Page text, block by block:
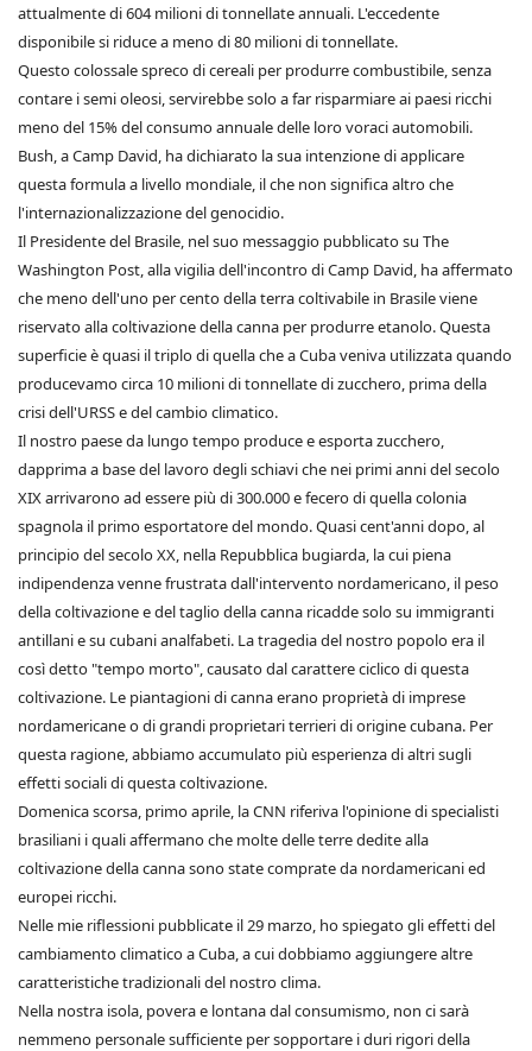
attualmente di 604 milioni di tonnellate annuali. L'eccedente
disponibile si riduce a meno di 80 milioni di tonnellate.
Questo colossale spreco di cereali per produrre combustibile, senza
contare i semi oleosi, servirebbe solo a far risparmiare ai paesi ricchi
meno del 15% del consumo annuale delle loro voraci automobili.
Bush, a Camp David, ha dichiarato la sua intenzione di applicare
questa formula a livello mondiale, il che non significa altro che
l'internazionalizzazione del genocidio.
Il Presidente del Brasile, nel suo messaggio pubblicato su The
Washington Post, alla vigilia dell'incontro di Camp David, ha affermato
che meno dell'uno per cento della terra coltivabile in Brasile viene
riservato alla coltivazione della canna per produrre etanolo. Questa
superficie è quasi il triplo di quella che a Cuba veniva utilizzata quando
producevamo circa 10 milioni di tonnellate di zucchero, prima della
crisi dell'URSS e del cambio climatico.
Il nostro paese da lungo tempo produce e esporta zucchero,
dapprima a base del lavoro degli schiavi che nei primi anni del secolo
XIX arrivarono ad essere più di 300.000 e fecero di quella colonia
spagnola il primo esportatore del mondo. Quasi cent'anni dopo, al
principio del secolo XX, nella Repubblica bugiarda, la cui piena
indipendenza venne frustrata dall'intervento nordamericano, il peso
della coltivazione e del taglio della canna ricadde solo su immigranti
antillani e su cubani analfabeti. La tragedia del nostro popolo era il
così detto "tempo morto", causato dal carattere ciclico di questa
coltivazione. Le piantagioni di canna erano proprietà di imprese
nordamericane o di grandi proprietari terrieri di origine cubana. Per
questa ragione, abbiamo accumulato più esperienza di altri sugli
effetti sociali di questa coltivazione.
Domenica scorsa, primo aprile, la CNN riferiva l'opinione di specialisti
brasiliani i quali affermano che molte delle terre dedite alla
coltivazione della canna sono state comprate da nordamericani ed
europei ricchi.
Nelle mie riflessioni pubblicate il 29 marzo, ho spiegato gli effetti del
cambiamento climatico a Cuba, a cui dobbiamo aggiungere altre
caratteristiche tradizionali del nostro clima.
Nella nostra isola, povera e lontana dal consumismo, non ci sarà
nemmeno personale sufficiente per sopportare i duri rigori della